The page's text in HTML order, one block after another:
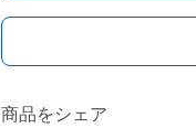
商品をシェア